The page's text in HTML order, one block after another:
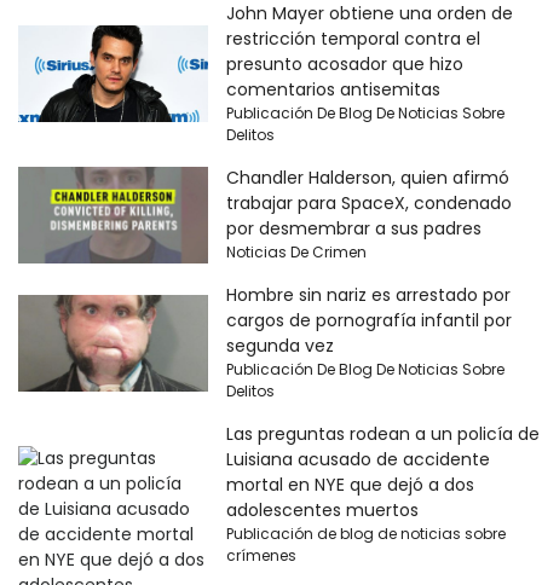
John Mayer obtiene una orden de
restricción temporal contra el
presunto acosador que hizo
comentarios antisemitas
Publicación De Blog De Noticias Sobre
Delitos
Chandler Halderson, quien afirmó
trabajar para SpaceX, condenado
por desmembrar a sus padres
Noticias De Crimen
Hombre sin nariz es arrestado por
cargos de pornografía infantil por
segunda vez
Publicación De Blog De Noticias Sobre
Delitos
Las preguntas rodean a un policía de
Luisiana acusado de accidente
mortal en NYE que dejó a dos
adolescentes muertos
Publicación de blog de noticias sobre
crímenes